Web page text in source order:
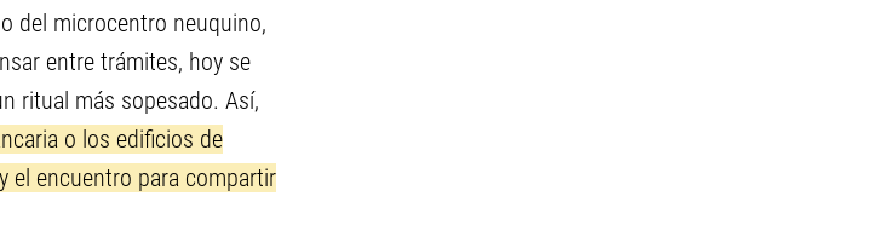
del microcentro neuquino,
entre trámites, hoy se
ritual más sopesado. Así,
o los edificios de
el encuentro para compartir